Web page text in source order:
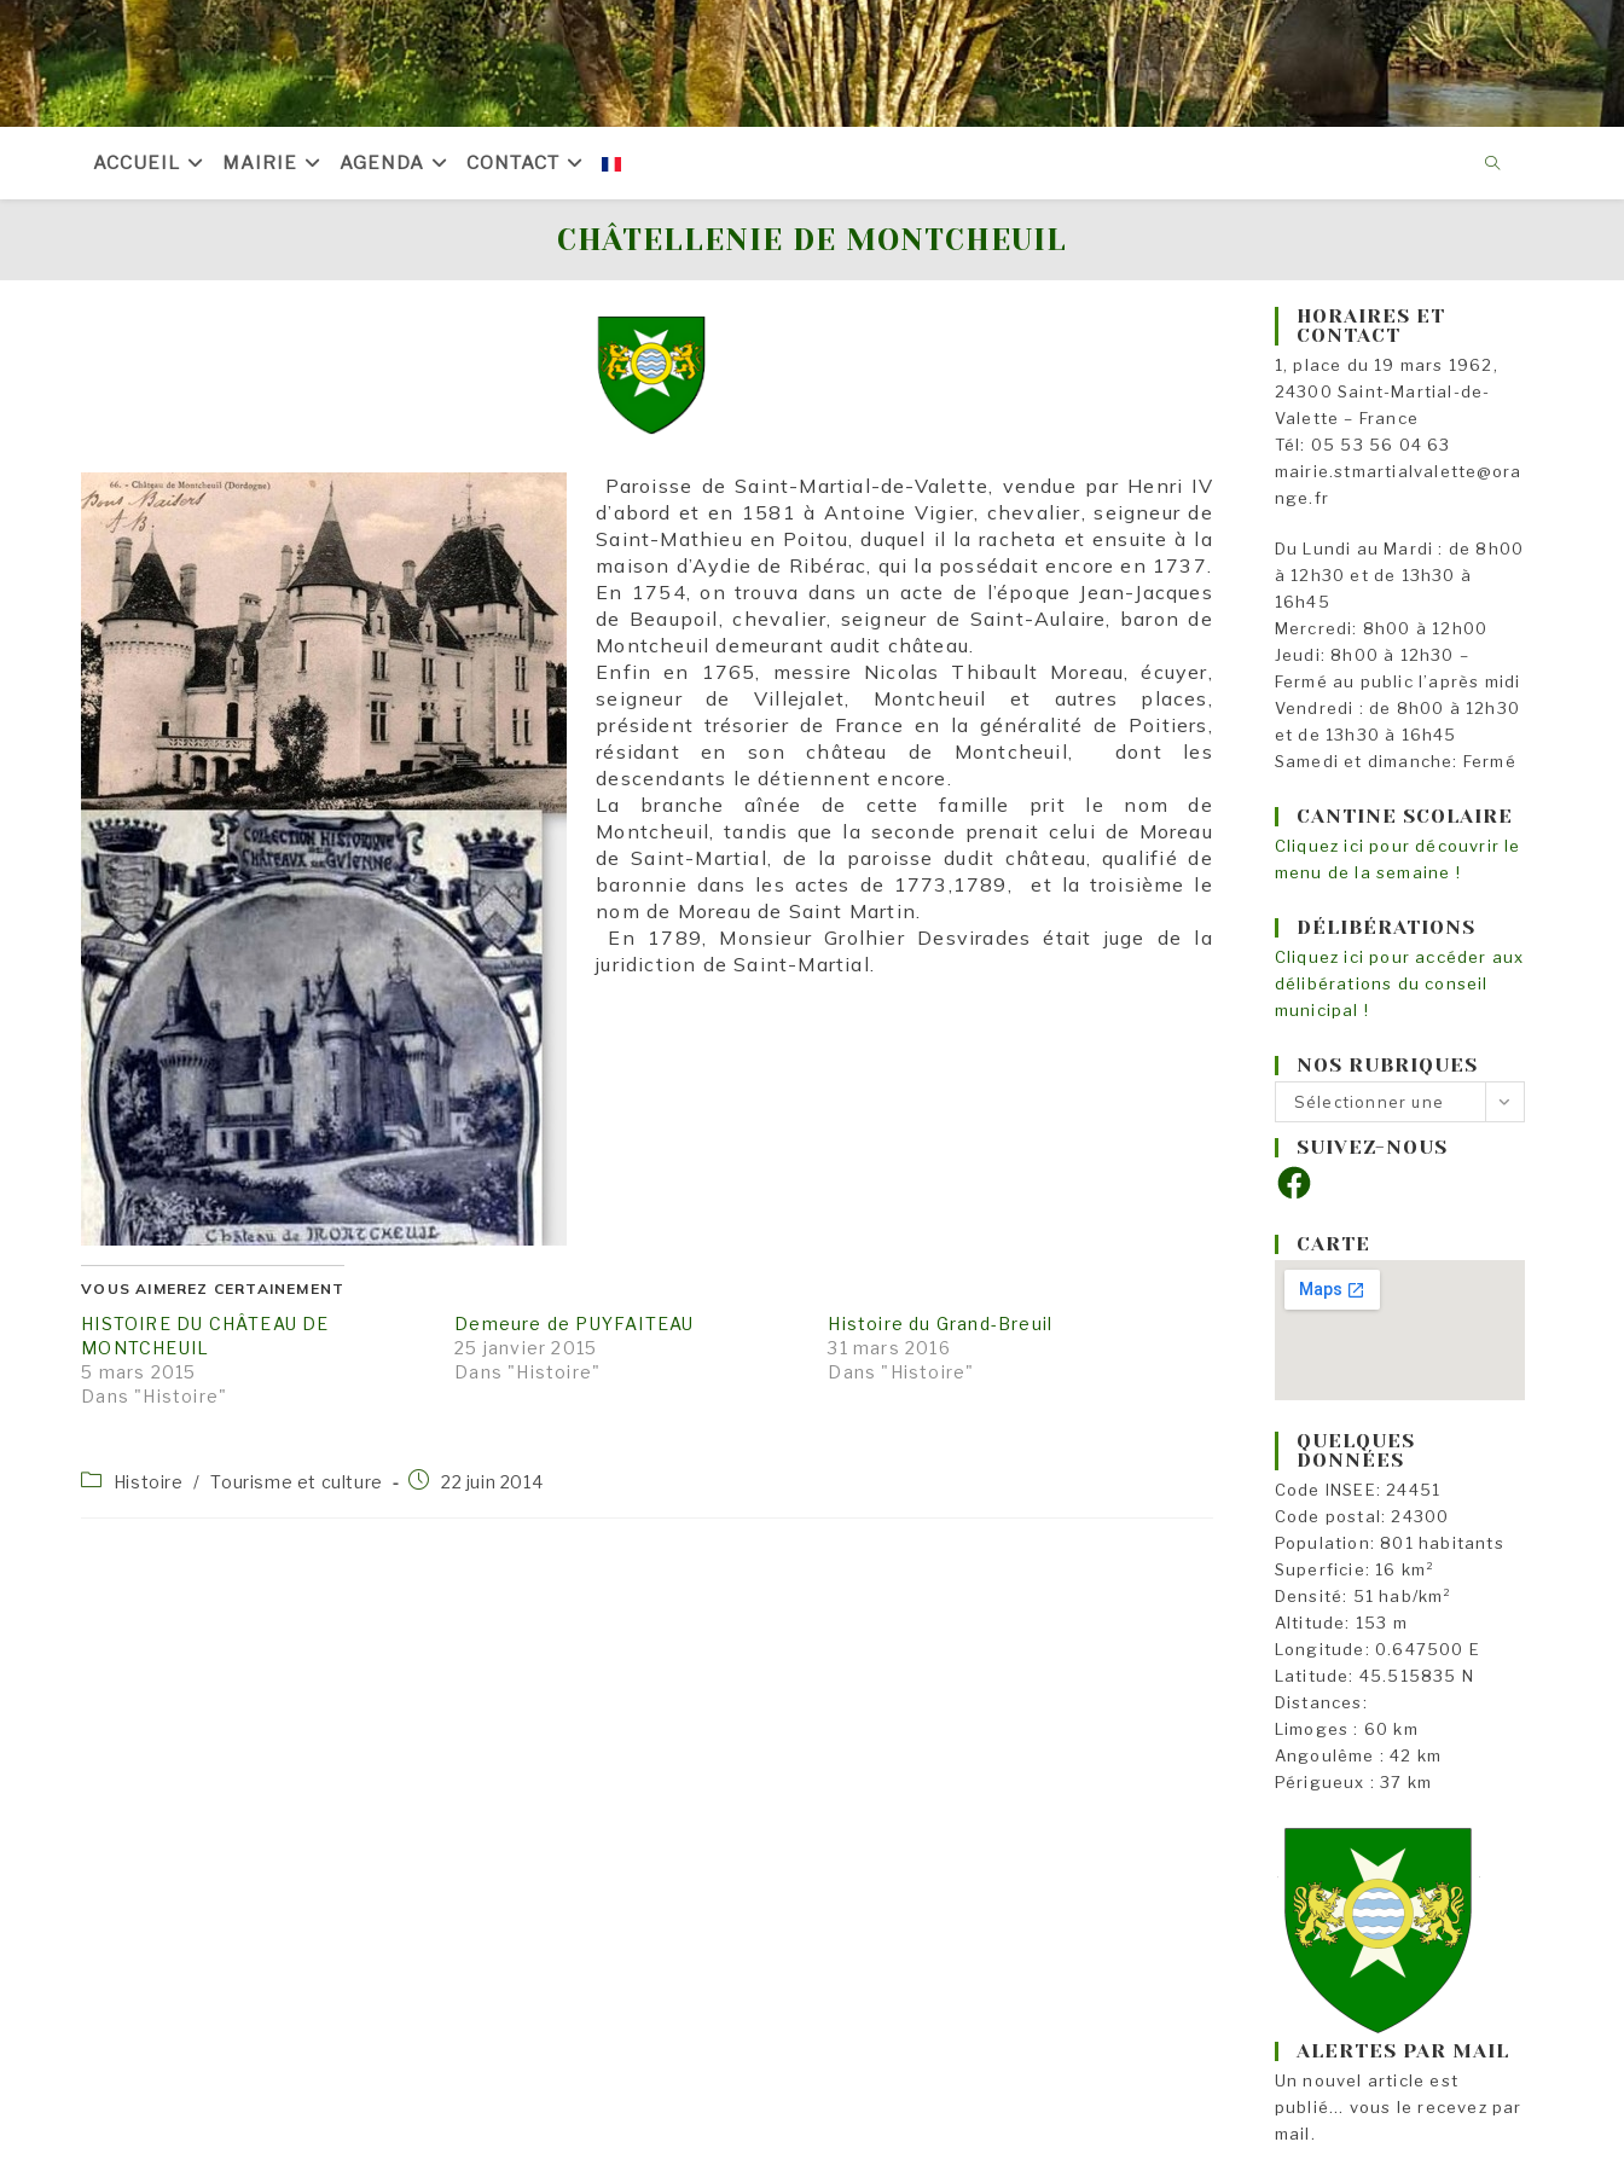
Skip
to
content
ACCUEIL MAIRIE AGENDA CONTACT
CHÂTELLENIE DE MONTCHEUIL
Paroisse de Saint-Martial-de-Valette, vendue par Henri IV
d’abord et en 1581 à Antoine Vigier, chevalier, seigneur de
Saint-Mathieu en Poitou, duquel il la racheta et ensuite à la
maison d’Aydie de Ribérac, qui la possédait encore en 1737.
En 1754, on trouva dans un acte de l’époque Jean-Jacques
de Beaupoil, chevalier, seigneur de Saint-Aulaire, baron de
Montcheuil demeurant audit château.
Enfin en 1765, messire Nicolas Thibault Moreau, écuyer,
seigneur de Villejalet, Montcheuil et autres places,
président trésorier de France en la généralité de Poitiers,
résidant en son château de Montcheuil, dont les
descendants le détiennent encore.
La branche aînée de cette famille prit le nom de
Montcheuil, tandis que la seconde prenait celui de Moreau
de Saint-Martial, de la paroisse dudit château, qualifié de
baronnie dans les actes de 1773,1789, et la troisième le
nom de Moreau de Saint Martin.
En 1789, Monsieur Grolhier Desvirades était juge de la
juridiction de Saint-Martial.
VOUS AIMEREZ CERTAINEMENT
HISTOIRE DU CHÂTEAU DE
MONTCHEUIL
5 mars 2015
Dans "Histoire"
Demeure de PUYFAITEAU
25 janvier 2015
Dans "Histoire"
Histoire du Grand-Breuil
31 mars 2016
Dans "Histoire"
PostHistoire / Tourisme et culture
Publication
22 juin 2014
HORAIRES ET
CONTACT
1, place du 19 mars 1962,
24300 Saint-Martial-de-
Valette – France
Tél: 05 53 56 04 63
mairie.stmartialvalette@ora
nge.fr
Du Lundi au Mardi : de 8h00
à 12h30 et de 13h30 à
16h45
Mercredi: 8h00 à 12h00
Jeudi: 8h00 à 12h30 –
Fermé au public l’après midi
Vendredi : de 8h00 à 12h30
et de 13h30 à 16h45
Samedi et dimanche: Fermé
CANTINE SCOLAIRE
Cliquez ici pour découvrir le
menu de la semaine !
DÉLIBÉRATIONS
Cliquez ici pour accéder aux
délibérations du conseil
municipal !
NOS RUBRIQUES
Nos
rubriques
Sélectionner une
catégorie
SUIVEZ-NOUS
Facebook
CARTE
QUELQUES
DONNÉES
Code INSEE: 24451
Code postal: 24300
Population: 801 habitants
Superficie: 16 km²
Densité: 51 hab/km²
Altitude: 153 m
Longitude: 0.647500 E
Latitude: 45.515835 N
Distances:
Limoges : 60 km
Angoulême : 42 km
Périgueux : 37 km
ALERTES PAR MAIL
Un nouvel article est
publié... vous le recevez par
mail.